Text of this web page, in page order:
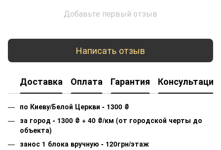
Добавьте первый отзыв
Написать отзыв
Доставка Оплата Гарантия Консультация
по Киеву/Белой Церкви - 1300 ₴
за город - 1300 ₴ + 40 ₴/км (от городской черты до
объекта)
занос 1 блока вручную - 120грн/этаж